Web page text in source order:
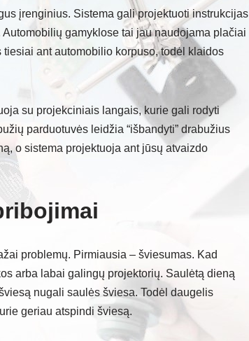
įrenginius. Sistema gali projektuoti instrukcijas
gamyklose tai jau naudojama plačiai
ant automobilio korpuso, todėl klaidos
su projekciniais langais, kurie gali rodyti
parduotuvės leidžia “išbandyti” drabužius
o sistema projektuoja ant jūsų atvaizdo
problemų. Pirmiausia – šviesumas. Kad
arba labai galingų projektorių. Saulėtą dieną
nugali saulės šviesa. Todėl daugelis
geriau atspindi šviesą.